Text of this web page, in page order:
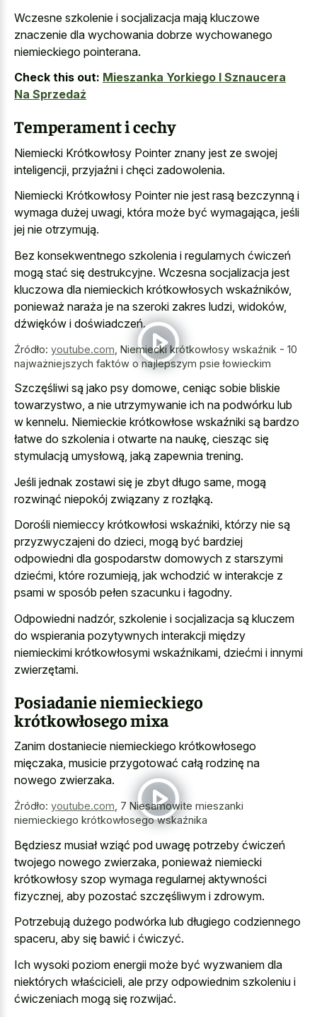
Wczesne szkolenie i socjalizacja mają kluczowe
znaczenie dla wychowania dobrze wychowanego
niemieckiego pointerana.
Check this out: Mieszanka Yorkiego I Sznaucera
Na Sprzedaż
Temperament i cechy
Niemiecki Krótkowłosy Pointer znany jest ze swojej
inteligencji, przyjaźni i chęci zadowolenia.
Niemiecki Krótkowłosy Pointer nie jest rasą bezczynną i
wymaga dużej uwagi, która może być wymagająca, jeśli
jej nie otrzymują.
Bez konsekwentnego szkolenia i regularnych ćwiczeń
mogą stać się destrukcyjne. Wczesna socjalizacja jest
kluczowa dla niemieckich krótkowłosych wskaźników,
ponieważ naraża je na szeroki zakres ludzi, widoków,
dźwięków i doświadczeń.
Źródło: youtube.com Niemiecki krótkowłosy wskaźnik - 10
najważniejszych faktów o najlepszym psie łowieckim
Szczęśliwi są jako psy domowe, ceniąc sobie bliskie
towarzystwo, a nie utrzymywanie ich na podwórku lub
w kennelu. Niemieckie krótkowłose wskaźniki są bardzo
łatwe do szkolenia i otwarte na naukę, ciesząc się
stymulacją umysłową, jaką zapewnia trening.
Jeśli jednak zostawi się je zbyt długo same, mogą
rozwinąć niepokój związany z rozłąką.
Dorośli niemieccy krótkowłosi wskaźniki, którzy nie są
przyzwyczajeni do dzieci, mogą być bardziej
odpowiedni dla gospodarstw domowych z starszymi
dziećmi, które rozumieją, jak wchodzić w interakcje z
psami w sposób pełen szacunku i łagodny.
Odpowiedni nadzór, szkolenie i socjalizacja są kluczem
do wspierania pozytywnych interakcji między
niemieckimi krótkowłosymi wskaźnikami, dziećmi i innymi
zwierzętami.
Posiadanie niemieckiego
krótkowłosego mixa
Zanim dostaniecie niemieckiego krótkowłosego
mięczaka, musicie przygotować całą rodzinę na
nowego zwierzaka.
Źródło: youtube.com 7 Niesamowite mieszanki
niemieckiego krótkowłosego wskaźnika
Będziesz musiał wziąć pod uwagę potrzeby ćwiczeń
twojego nowego zwierzaka, ponieważ niemiecki
krótkowłosy szop wymaga regularnej aktywności
fizycznej, aby pozostać szczęśliwym i zdrowym.
Potrzebują dużego podwórka lub długiego codziennego
spaceru, aby się bawić i ćwiczyć.
Ich wysoki poziom energii może być wyzwaniem dla
niektórych właścicieli, ale przy odpowiednim szkoleniu i
ćwiczeniach mogą się rozwijać.